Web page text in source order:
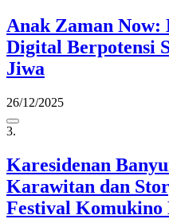
Anak Zaman Now:
Digital Berpotensi
Jiwa
26/12/2025
3.
Karesidenan
Karawitan dan
Festival Komukino